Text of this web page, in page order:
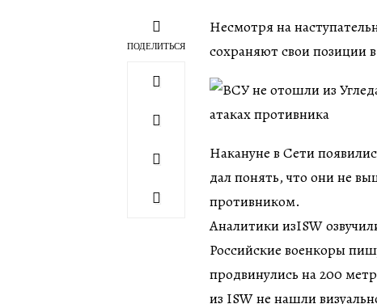
ПОДЕЛИТЬСЯ
Несмотря на
сохраняют свои позиции
Накануне в Сети
дал понять, что они не
противником.
Аналитики изISW
Российские военкоры
продвинулись на 200
из ISW не нашли